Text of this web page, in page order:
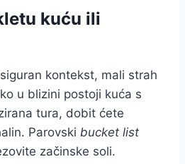
kuću ili
kontekst, mali strah
u blizini postoji kuća s
tura, dobit ćete
Parovski bucket list
začinske soli.